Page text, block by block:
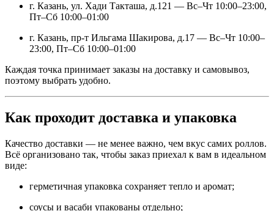
г. Казань, ул. Хади Такташа, д.121 — Вс–Чт 10:00–23:00,
Пт–Сб 10:00–01:00
г. Казань, пр-т Ильгама Шакирова, д.17 — Вс–Чт 10:00–
23:00, Пт–Сб 10:00–01:00
Каждая точка принимает заказы на доставку и самовывоз,
поэтому выбрать удобно.
Как проходит доставка и упаковка
Качество доставки — не менее важно, чем вкус самих роллов.
Всё организовано так, чтобы заказ приехал к вам в идеальном
виде:
герметичная упаковка сохраняет тепло и аромат;
соусы и васаби упакованы отдельно;